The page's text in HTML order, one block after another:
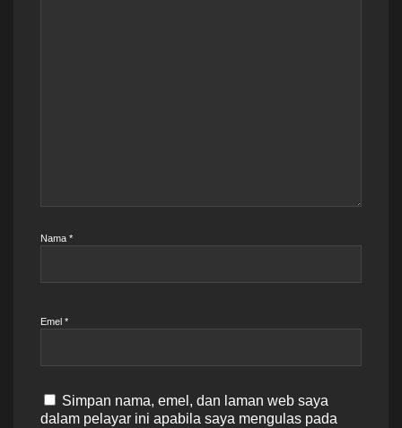
Nama *
Emel *
Simpan nama, emel, dan laman web saya
dalam pelayar ini apabila saya mengulas pada